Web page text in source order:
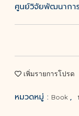
ศูนย์วิจัยพัฒนากา
เพิ่มรายการโปรด
หมวดหมู่ : Book ,